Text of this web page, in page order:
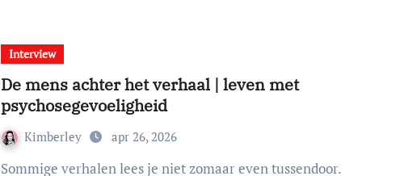
Interview
De mens achter het verhaal | leven met
psychosegevoeligheid
Kimberley apr 26, 2026
Sommige verhalen lees je niet zomaar even tussendoor.